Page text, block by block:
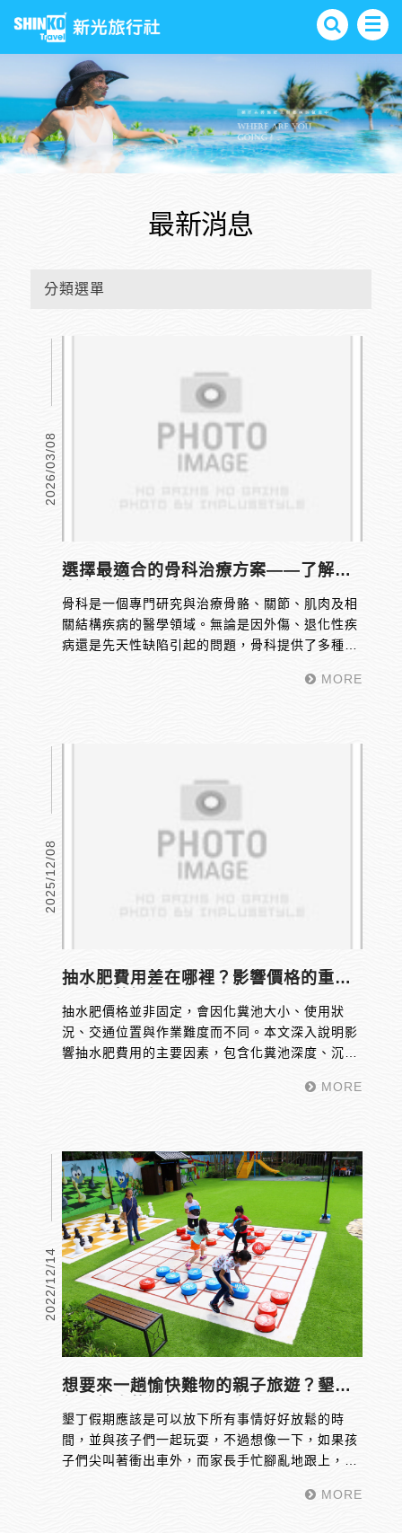
最新消息
分類選單
2026/03/08
選擇最適合的骨科治療方案——了解兩
骨科是一個專門研究與治療骨骼、關節、肌肉及相
關結構疾病的醫學領域。無論是因外傷、退化性疾
病還是先天性缺陷引起的問題，骨科提供了多種治
僅能緩解疼痛，還能改善患者的生活品質。了解骨
MORE
2025/12/08
抽水肥費用差在哪裡？影響價格的重要
抽水肥價格並非固定，會因化糞池大小、使用狀
況、交通位置與作業難度而不同。本文深入說明影
響抽水肥費用的主要因素，包含化糞池深度、沉積
成並選擇合法透明的業者，避免被不合理報價誤MORE
2022/12/14
想要來一趟愉快難物的親子旅遊？墾丁
墾丁假期應該是可以放下所有事情好好放鬆的時
間，並與孩子們一起玩耍，不過想像一下，如果孩
子們尖叫著衝出車外，而家長手忙腳亂地跟上，那
館，而位在墾丁的墾丁館，絕對是您造訪墾丁時的
MORE